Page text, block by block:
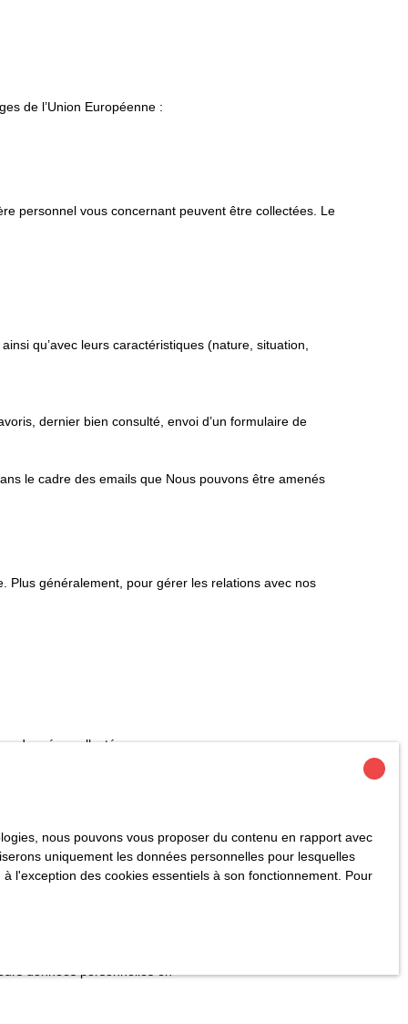
de l’Union Européenne :
personnel vous concernant peuvent être collectées. Le
qu’avec leurs caractéristiques (nature, situation,
dernier bien consulté, envoi d’un formulaire de
le cadre des emails que Nous pouvons être amenés
Plus généralement, pour gérer les relations avec nos
données collectées.
nous pouvons vous proposer du contenu en rapport avec
uniquement les données personnelles pour lesquelles
l'exception des cookies essentiels à son fonctionnement. Pour